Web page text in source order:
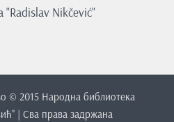
Nikčević"
© 2015 Народна библиотека
| Сва права задржана